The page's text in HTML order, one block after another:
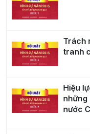
Trách
tranh
Hiệu
những
nước